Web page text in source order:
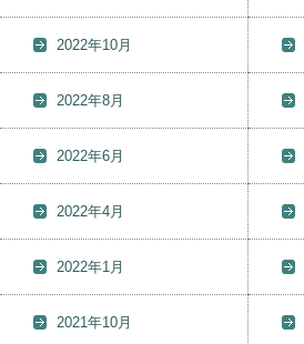
2022年10月
2022年8月
2022年6月
2022年4月
2022年1月
2021年10月